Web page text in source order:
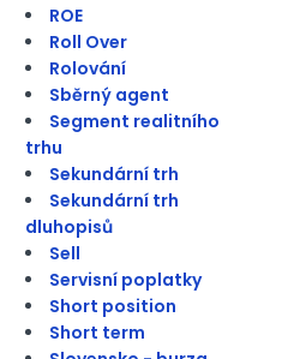
ROE
Roll Over
Rolování
Sběrný agent
Segment realitního
trhu
Sekundární trh
Sekundární trh
dluhopisů
Sell
Servisní poplatky
Short position
Short term